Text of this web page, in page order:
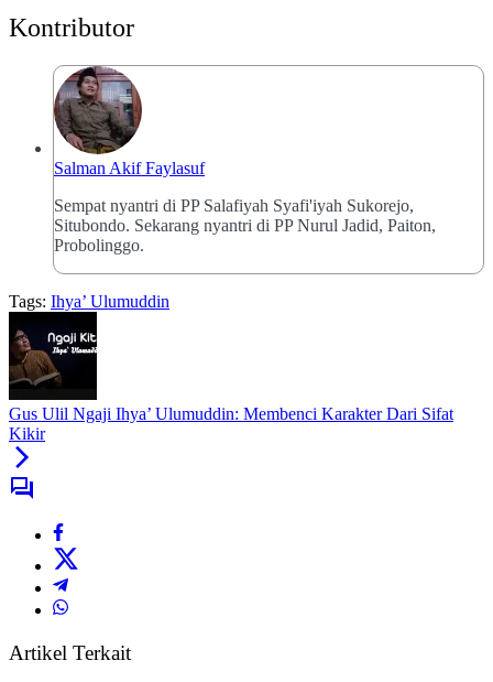
Kontributor
Salman Akif Faylasuf
Sempat nyantri di PP Salafiyah Syafi'iyah Sukorejo,
Situbondo. Sekarang nyantri di PP Nurul Jadid, Paiton,
Probolinggo.
Tags: Ihya’ Ulumuddin
Gus Ulil Ngaji Ihya’ Ulumuddin: Membenci Karakter Dari Sifat
Kikir
Artikel Terkait